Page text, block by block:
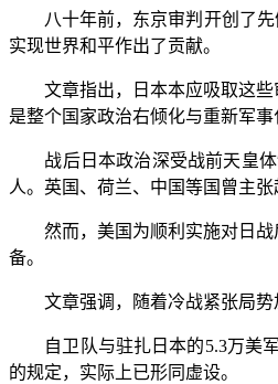
八十年前，东京审判开创了先
实现世界和平作出了贡献。
文章指出，日本本应吸取这些
是整个国家政治右倾化与重新军事
战后日本政治深受战前天皇体
人。英国、荷兰、中国等国曾主
然而，美国为顺利实施对日战
备。
文章强调，随着冷战紧张局势
自卫队与驻扎日本的5.3万美军
的规定，实际上已形同虚设。